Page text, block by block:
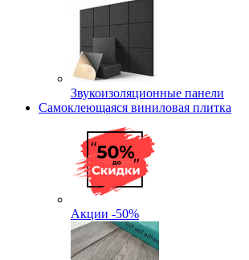
Звукоизоляционные панели
Самоклеющаяся виниловая плитка
Акции -50%